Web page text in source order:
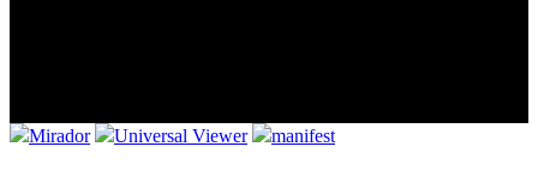
Mirador Universal Viewer manifest